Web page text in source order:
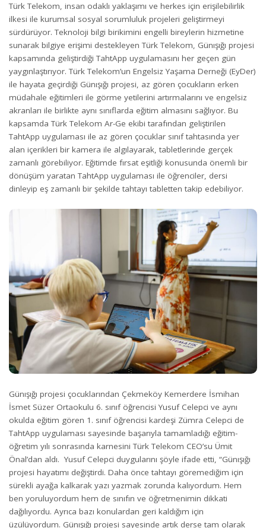
Türk Telekom, insan odaklı yaklaşımı ve herkes için erişilebilirlik
ilkesi ile kurumsal sosyal sorumluluk projeleri ‎geliştirmeyi
sürdürüyor. Teknoloji bilgi birikimini engelli bireylerin hizmetine
sunarak bilgiye erişimi destekleyen Türk Telekom, Günışığı projesi
kapsamında geliştirdiği TahtApp uygulamasını her geçen gün
yaygınlaştırıyor.Türk Telekom’un Engelsiz Yaşama Derneği (EyDer)
ile hayata geçirdiği Günışığı projesi, az gören çocukların erken
müdahale eğitimleri ile görme yetilerini artırmalarını ve engelsiz
akranları ile birlikte aynı sınıflarda eğitim almasını sağlıyor. Bu
kapsamda Türk Telekom Ar-Ge ekibi tarafından geliştirilen
TahtApp uygulaması ile az gören çocuklar sınıf tahtasında yer
alan içerikleri bir kamera ile algılayarak, tabletlerinde gerçek
zamanlı görebiliyor. Eğitimde fırsat eşitliği konusunda önemli bir
dönüşüm yaratan TahtApp uygulaması ile öğrenciler, dersi
dinleyip eş zamanlı bir şekilde tahtayı tabletten takip edebiliyor.
Günışığı projesi çocuklarından Çekmeköy Kemerdere İsmihan
İsmet Süzer Ortaokulu 6. sınıf öğrencisi Yusuf Celepci ve aynı
okulda eğitim gören 1. sınıf öğrencisi kardeşi Zümra Celepci de
TahtApp uygulaması sayesinde başarıyla tamamladığı eğitim-
öğretim yılı sonrasında karnesini Türk Telekom CEO’su Ümit
Önal’dan aldı. Yusuf Celepci duygularını şöyle ifade etti, “Günışığı
projesi hayatımı değiştirdi. Daha önce tahtayı göremediğim için
sürekli ayağa kalkarak yazı yazmak zorunda kalıyordum. Hem
ben yoruluyordum hem de sınıfın ve öğretmenimin dikkati
dağılıyordu. Ayrıca bazı konulardan geri kaldığım için
üzülüyordum. Günışığı projesi sayesinde artık derse tam olarak